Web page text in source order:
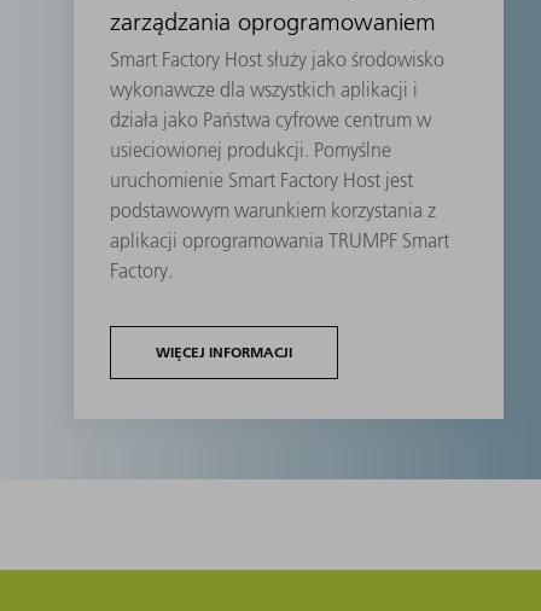
zarządzania oprogramowaniem
Smart Factory Host służy jako środowisko
wykonawcze dla wszystkich aplikacji i
działa jako Państwa cyfrowe centrum w
usieciowionej produkcji. Pomyślne
uruchomienie Smart Factory Host jest
podstawowym warunkiem korzystania z
aplikacji oprogramowania TRUMPF Smart
Factory.
WIĘCEJ INFORMACJI